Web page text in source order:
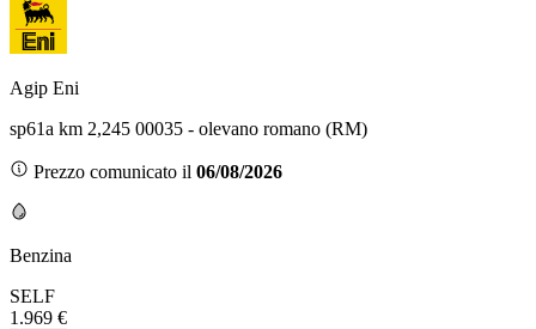
Agip Eni
sp61a km 2,245 00035 - olevano romano (RM)
Prezzo comunicato il 06/08/2026
Benzina
SELF
1.969 €